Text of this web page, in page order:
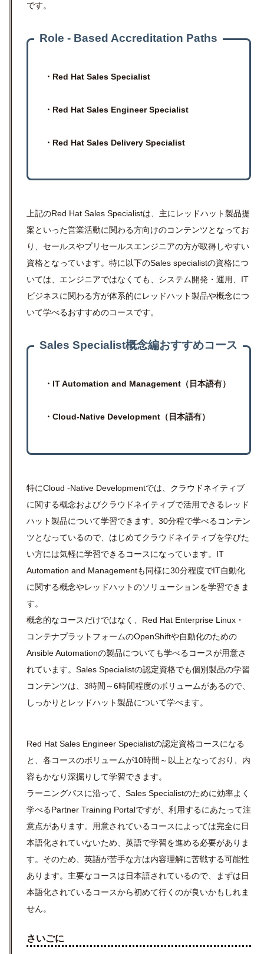
です。
Role - Based Accreditation Paths
・Red Hat Sales Specialist
・Red Hat Sales Engineer Specialist
・Red Hat Sales Delivery Specialist
上記のRed Hat Sales Specialistは、主にレッドハット製品提
案といった営業活動に関わる方向けのコンテンツとなってお
り、セールスやプリセールスエンジニアの方が取得しやすい
資格となっています。特に以下のSales specialistの資格につ
いては、エンジニアではなくても、システム開発・運用、IT
ビジネスに関わる方が体系的にレッドハット製品や概念につ
いて学べるおすすめのコースです。
Sales Specialist概念編おすすめコース
・IT Automation and Management（日本語有）
・Cloud-Native Development（日本語有）
特にCloud -Native Developmentでは、クラウドネイティブ
に関する概念およびクラウドネイティブで活用できるレッド
ハット製品について学習できます。30分程で学べるコンテン
ツとなっているので、はじめてクラウドネイティブを学びた
い方には気軽に学習できるコースになっています。IT
Automation and Managementも同様に30分程度でIT自動化
に関する概念やレッドハットのソリューションを学習できま
す。
概念的なコースだけではなく、Red Hat Enterprise Linux・
コンテナプラットフォームのOpenShiftや自動化のための
Ansible Automationの製品についても学べるコースが用意さ
れています。Sales Specialistの認定資格でも個別製品の学習
コンテンツは、3時間～6時間程度のボリュームがあるので、
しっかりとレッドハット製品について学べます。
Red Hat Sales Engineer Specialistの認定資格コースになる
と、各コースのボリュームが10時間～以上となっており、内
容もかなり深掘りして学習できます。
ラーニングパスに沿って、Sales Specialistのために効率よく
学べるPartner Training Portalですが、利用するにあたって注
意点があります。用意されているコースによっては完全に日
本語化されていないため、英語で学習を進める必要がありま
す。そのため、英語が苦手な方は内容理解に苦戦する可能性
あります。主要なコースは日本語されているので、まずは日
本語化されているコースから初めて行くのが良いかもしれま
せん。
さいごに